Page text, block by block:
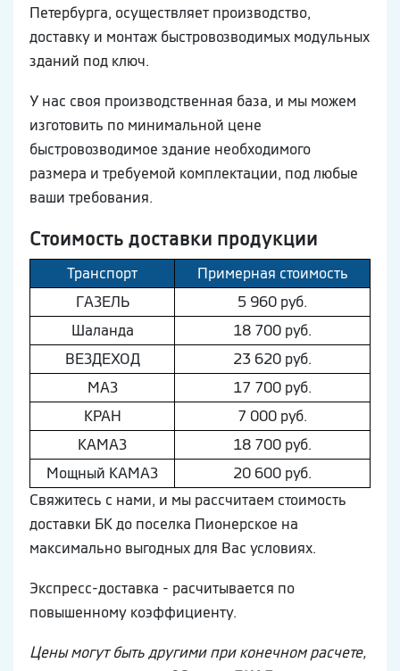
Петербурга, осуществляет производство,
доставку и монтаж быстровозводимых модульных
зданий под ключ.
У нас своя производственная база, и мы можем
изготовить по минимальной цене
быстровозводимое здание необходимого
размера и требуемой комплектации, под любые
ваши требования.
Стоимость доставки продукции
Транспорт
Примерная стоимость
ГAЗEЛЬ
5 960 руб.
Шaлaнда
18 700 руб.
ВEЗДEХОД
23 620 руб.
МAЗ
17 700 руб.
КРАН
7 000 руб.
КAМAЗ
18 700 руб.
Мощный КAМAЗ
20 600 руб.
Свяжитесь с нами, и мы рассчитаем стоимость
доставки БК до поселка Пионерское на
максимально выгодных для Вас условиях.
Экспресс-доставка - расчитывается по
повышенному коэффициенту.
Цены могут быть другими при конечном расчете,